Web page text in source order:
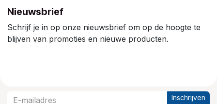
Nieuwsbrief
Schrijf je in op onze nieuwsbrief om op de hoogte te
blijven van promoties en nieuwe producten.
Inschrijven